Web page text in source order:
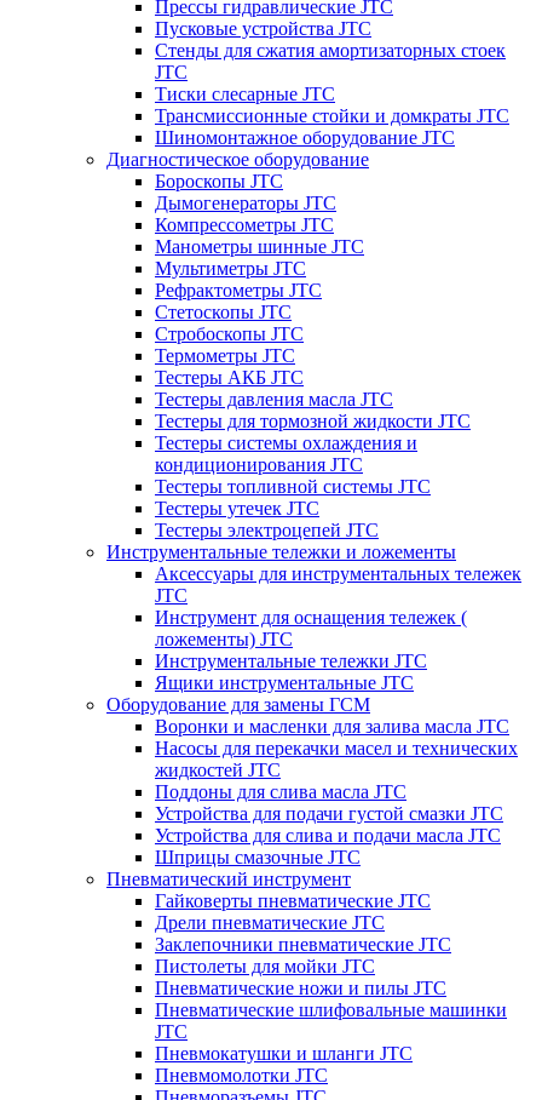
Прессы гидравлические JTC
Пусковые устройства JTC
Стенды для сжатия амортизаторных стоек
JTC
Тиски слесарные JTC
Трансмиссионные стойки и домкраты JTC
Шиномонтажное оборудование JTC
Диагностическое оборудование
Бороскопы JTC
Дымогенераторы JTC
Компрессометры JTC
Манометры шинные JTC
Мультиметры JTC
Рефрактометры JTC
Стетоскопы JTC
Стробоскопы JTC
Термометры JTC
Тестеры АКБ JTC
Тестеры давления масла JTC
Тестеры для тормозной жидкости JTC
Тестеры системы охлаждения и
кондиционирования JTC
Тестеры топливной системы JTC
Тестеры утечек JTC
Тестеры электроцепей JTC
Инструментальные тележки и ложементы
Аксессуары для инструментальных тележек
JTC
Инструмент для оснащения тележек (
ложементы) JTC
Инструментальные тележки JTC
Ящики инструментальные JTC
Оборудование для замены ГСМ
Воронки и масленки для залива масла JTC
Насосы для перекачки масел и технических
жидкостей JTC
Поддоны для слива масла JTC
Устройства для подачи густой смазки JTC
Устройства для слива и подачи масла JTC
Шприцы смазочные JTC
Пневматический инструмент
Гайковерты пневматические JTC
Дрели пневматические JTC
Заклепочники пневматические JTC
Пистолеты для мойки JTC
Пневматические ножи и пилы JTC
Пневматические шлифовальные машинки
JTC
Пневмокатушки и шланги JTC
Пневмомолотки JTC